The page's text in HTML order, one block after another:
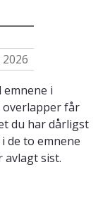
i
overlapper får
du har dårligst
de to emnene
avlagt sist.